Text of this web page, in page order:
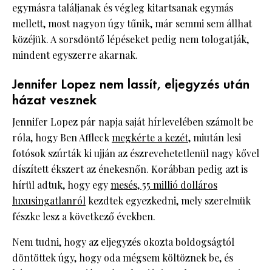
egymásra találjanak és végleg kitartsanak egymás
mellett, most nagyon úgy tűnik, már semmi sem állhat
közéjük. A sorsdöntő lépéseket pedig nem tologatják,
mindent egyszerre akarnak.
Jennifer Lopez nem lassít, eljegyzés után
házat vesznek
Jennifer Lopez pár napja saját hírlevelében számolt be
róla, hogy Ben Affleckmegkérte a kezét, miután lesi
fotósok szúrták ki ujján az észrevehetetlenül nagy kővel
díszített ékszert az énekesnőn. Korábban pedig azt is
hírül adtuk, hogy egymesés, 55 millió dolláros
luxusingatlanról kezdtek egyezkedni, mely szerelmük
fészke lesz a következő években.
Nem tudni, hogy az eljegyzés okozta boldogságtól
döntöttek úgy, hogy oda mégsem költöznek be, és